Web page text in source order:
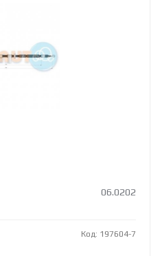
06.0202
Код: 197604-7